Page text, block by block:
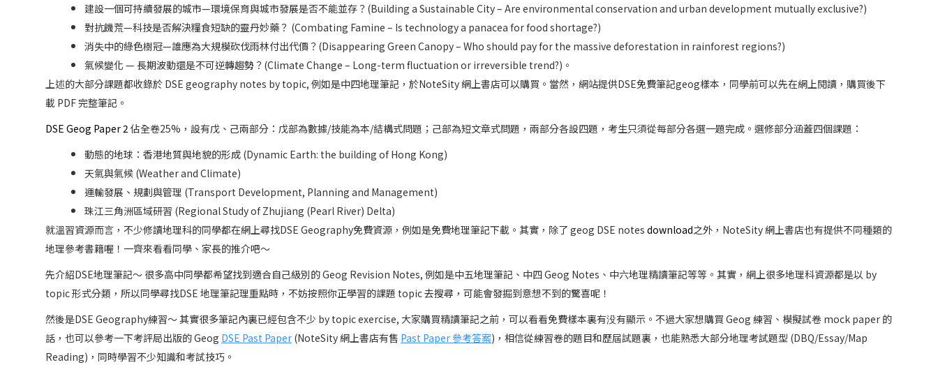
建設一個可持續發展的城市—環境保育與城市發展是否不能並存？(Building a Sustainable City – Are environmental conservation and urban development mutually exclusive?)
對抗饑荒—科技是否解決糧食短缺的靈丹妙藥？ (Combating Famine – Is technology a panacea for food shortage?)
消失中的綠色樹冠—誰應為大規模砍伐雨林付出代價？(Disappearing Green Canopy – Who should pay for the massive deforestation in rainforest regions?)
氣候變化 — 長期波動還是不可逆轉趨勢？(Climate Change – Long-term fluctuation or irreversible trend?)。
上述的大部分課題都收錄於 DSE geography notes by topic, 例如是中四地理筆記，於NoteSity 網上書店可以購買。當然，網站提供DSE免費筆記geog樣本，同學前可以先在網上閱讀，購買後下
載 PDF 完整筆記。
DSE Geog Paper 2 佔全卷25%，設有戊、己兩部分：戊部為數據/技能為本/結構式問題；己部為短文章式問題，兩部分各設四題，考生只須從每部分各選一題完成。選修部分涵蓋四個課題：
動態的地球：香港地質與地貌的形成 (Dynamic Earth: the building of Hong Kong)
天氣與氣候 (Weather and Climate)
運輸發展、規劃與管理 (Transport Development, Planning and Management)
珠江三角洲區域研習 (Regional Study of Zhujiang (Pearl River) Delta)
就溫習資源而言，不少修讀地理科的同學都在網上尋找DSE Geography免費資源，例如是免費地理筆記下載。其實，除了 geog DSE notes download之外，NoteSity 網上書店也有提供不同種類的
地理參考書籍喔！一齊來看看同學、家長的推介吧～
先介紹DSE地理筆記～ 很多高中同學都希望找到適合自己級別的 Geog Revision Notes, 例如是中五地理筆記、中四 Geog Notes、中六地理精讀筆記等等。其實，網上很多地理科資源都是以 by
topic 形式分類，所以同學尋找DSE 地理筆記理重點時，不妨按照你正學習的課題 topic 去搜尋，可能會發掘到意想不到的驚喜呢！
然後是DSE Geography練習～ 其實很多筆記內裏已經包含不少 by topic exercise, 大家購買精讀筆記之前，可以看看免費樣本裏有没有顯示。不過大家想購買 Geog 練習、模擬試卷 mock paper 的
話，也可以參考一下考評局出版的 Geog DSE Past Paper (NoteSity 網上書店有售 Past Paper 參考答案)，相信從練習卷的題目和歷屆試題裏，也能熟悉大部分地理考試題型 (DBQ/Essay/Map
Reading)，同時學習不少知識和考試技巧。